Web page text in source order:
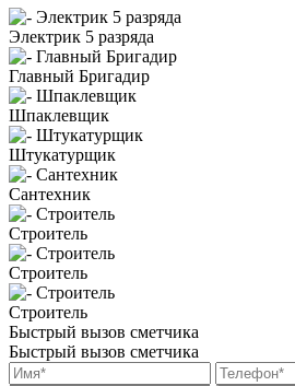
Электрик 5 разряда
Главный Бригадир
Шпаклевщик
Штукатурщик
Сантехник
Строитель
Строитель
Строитель
Быстрый вызов сметчика
Быстрый вызов сметчика